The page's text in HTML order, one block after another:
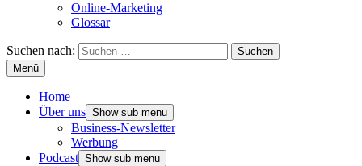
Online-Marketing
Glossar
Suchen nach:
Menü
Home
Über uns Show sub menu
Business-Newsletter
Werbung
Podcast Show sub menu